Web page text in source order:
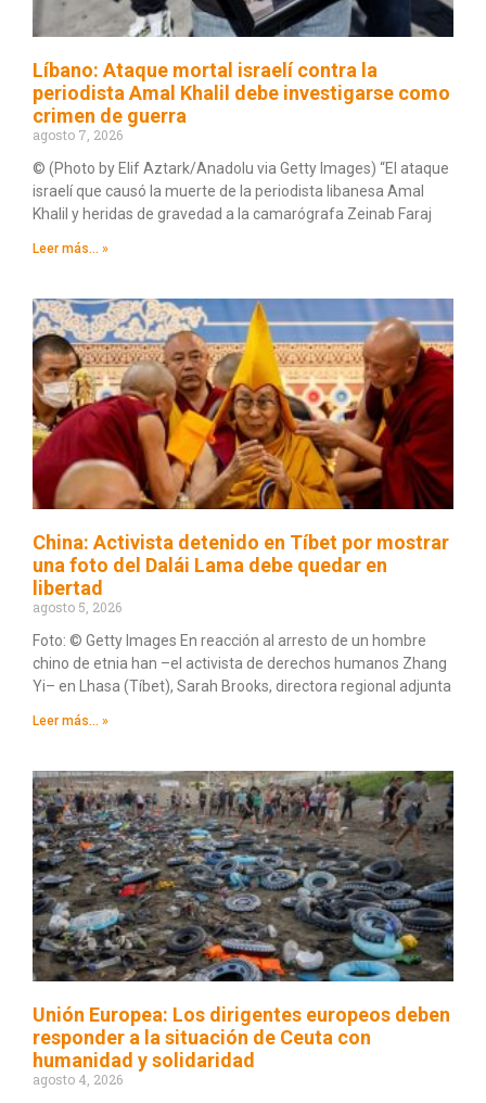
Líbano: Ataque mortal israelí contra la
periodista Amal Khalil debe investigarse como
crimen de guerra
agosto 7, 2026
© (Photo by Elif Aztark/Anadolu via Getty Images) “El ataque
israelí que causó la muerte de la periodista libanesa Amal
Khalil y heridas de gravedad a la camarógrafa Zeinab Faraj
Leer más... »
China: Activista detenido en Tíbet por mostrar
una foto del Dalái Lama debe quedar en
libertad
agosto 5, 2026
Foto: © Getty Images En reacción al arresto de un hombre
chino de etnia han –el activista de derechos humanos Zhang
Yi– en Lhasa (Tíbet), Sarah Brooks, directora regional adjunta
Leer más... »
Unión Europea: Los dirigentes europeos deben
responder a la situación de Ceuta con
humanidad y solidaridad
agosto 4, 2026